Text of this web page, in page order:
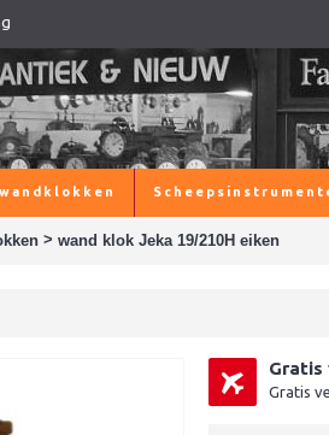
> wand klok Jeka 19/210H eiken
Gratis
Gratis